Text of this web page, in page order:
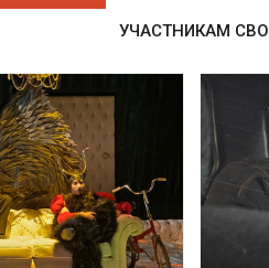
УЧАСТНИКАМ СВО